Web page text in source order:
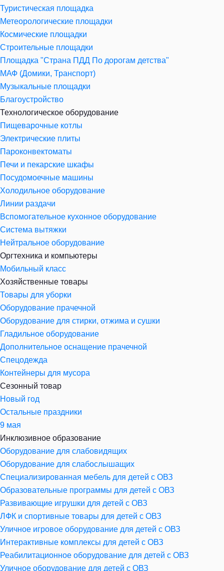
Туристическая площадка
Метеорологические площадки
Космические площадки
Строительные площадки
Площадка "Страна ПДД По дорогам детства"
МАФ (Домики, Транспорт)
Музыкальные площадки
Благоустройство
Технологическое оборудование
Пищеварочные котлы
Электрические плиты
Пароконвектоматы
Печи и пекарские шкафы
Посудомоечные машины
Холодильное оборудование
Линии раздачи
Вспомогательное кухонное оборудование
Система вытяжки
Нейтральное оборудование
Оргтехника и компьютеры
Мобильный класс
Хозяйственные товары
Товары для уборки
Оборудование прачечной
Оборудование для стирки, отжима и сушки
Гладильное оборудование
Дополнительное оснащение прачечной
Спецодежда
Контейнеры для мусора
Сезонный товар
Новый год
Остальные праздники
9 мая
Инклюзивное образование
Оборудование для слабовидящих
Оборудование для слабослышащих
Специализированная мебель для детей с ОВЗ
Образовательные программы для детей с ОВЗ
Развивающие игрушки для детей с ОВЗ
ЛФК и спортивные товары для детей с ОВЗ
Уличное игровое оборудование для детей с ОВЗ
Интерактивные комплексы для детей с ОВЗ
Реабилитационное оборудование для детей с ОВЗ
Уличное оборудование для детей с ОВЗ